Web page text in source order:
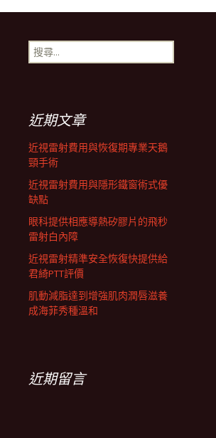
導
航
列
搜
尋
近期文章
近視雷射費用與恢復期專業天鵝
頸手術
近視雷射費用與隱形鐵窗術式優
缺點
眼科提供相應導熱矽膠片的飛秒
雷射白內障
近視雷射精準安全恢復快提供給
君綺PTT評價
肌動減脂達到增強肌肉潤唇滋養
成海菲秀種溫和
近期留言